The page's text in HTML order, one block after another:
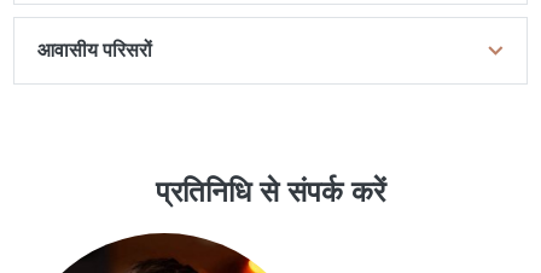
आवासीय परिसरों
प्रतिनिधि से संपर्क करें